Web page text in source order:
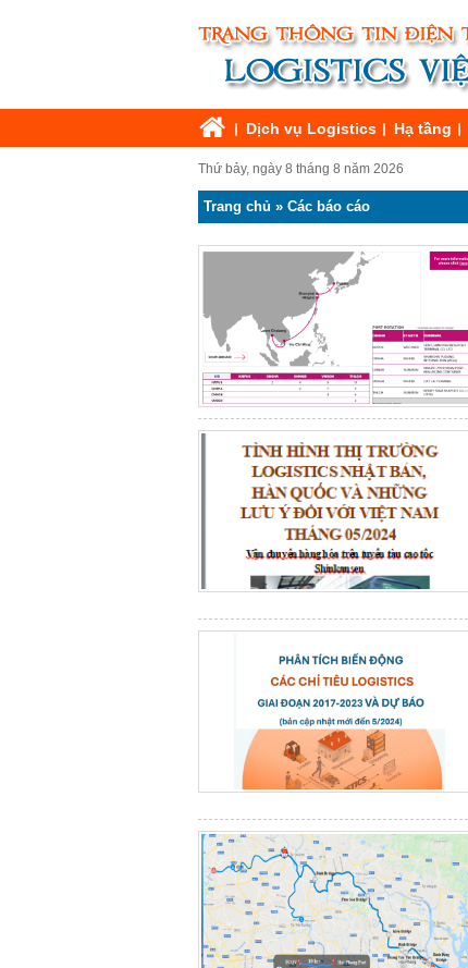
Dịch vụ Logistics Hạ tầng
Thứ bảy, ngày 8 tháng 8 năm 2026
Trang chủ » Các báo cáo